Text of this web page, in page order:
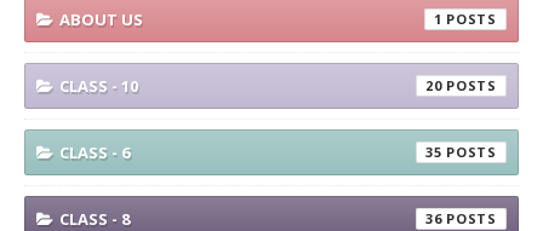
ABOUT US 1
CLASS - 10 20
CLASS - 6 35
CLASS - 8 36